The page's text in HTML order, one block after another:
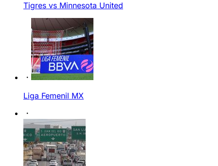
Tigres vs Minnesota United
Liga Femenil MX